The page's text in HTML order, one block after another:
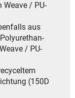
Weave / PU-
aus
/ PU-
(150D